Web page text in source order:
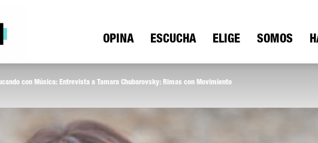
OPINA ESCUCHA ELIGE SOMOS
con Música: Entrevista a Tamara Chubarovsky: Rimas con Movimiento